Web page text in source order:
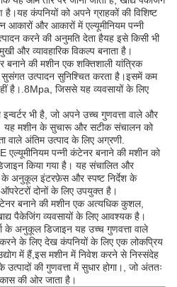
कंपनियों को अपने ग्राहकों की विशिष्ट
और आकारों में एल्यूमीनियम पन्नी
करने की अनुमति देता हैयह इसे किसी भी
और व्यावहारिक विकल्प बनाता है।
बनाने की मशीन एक शक्तिशाली यांत्रिक
उत्पादन सुनिश्चित करता है।इसमें कम
है।.8Mpa, जिससे यह व्यवसायों के लिए
इन्वर्टर भी है, जो अपने उच्च गुणवत्ता वाले और
यह मशीन के सुचारू और सटीक संचालन को
वाले अंतिम उत्पाद के लिए अग्रणी.
एल्यूमीनियम पन्नी कंटेनर बनाने की मशीन को
किया गया है। यह संचालित और
के अनुकूल इंटरफ़ेस और स्पष्ट निर्देश के
दोनों के लिए उपयुक्त है।
बनाने की मशीन एक अत्यधिक कुशल,
पैकेजिंग व्यवसायों के लिए आवश्यक है।
के अनुकूल डिजाइन यह उच्च गुणवत्ता वाले
करने के लिए देख कंपनियों के लिए एक लोकप्रिय
में हैं,इस मशीन में निवेश करने से निस्संदेह
की गुणवत्ता में सुधार होगा।, जो अंततः
की ओर जाता है।